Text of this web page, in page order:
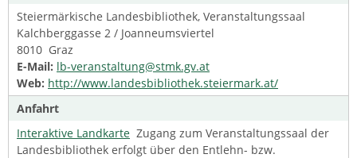
Steiermärkische Landesbibliothek, Veranstaltungssaal
Kalchberggasse 2 / Joanneumsviertel
8010 Graz
E-Mail: lb-veranstaltung@stmk.gv.at
Web: http://www.landesbibliothek.steiermark.at/
Anfahrt
Interaktive Landkarte Zugang zum Veranstaltungssaal der
Landesbibliothek erfolgt über den Entlehn- bzw.